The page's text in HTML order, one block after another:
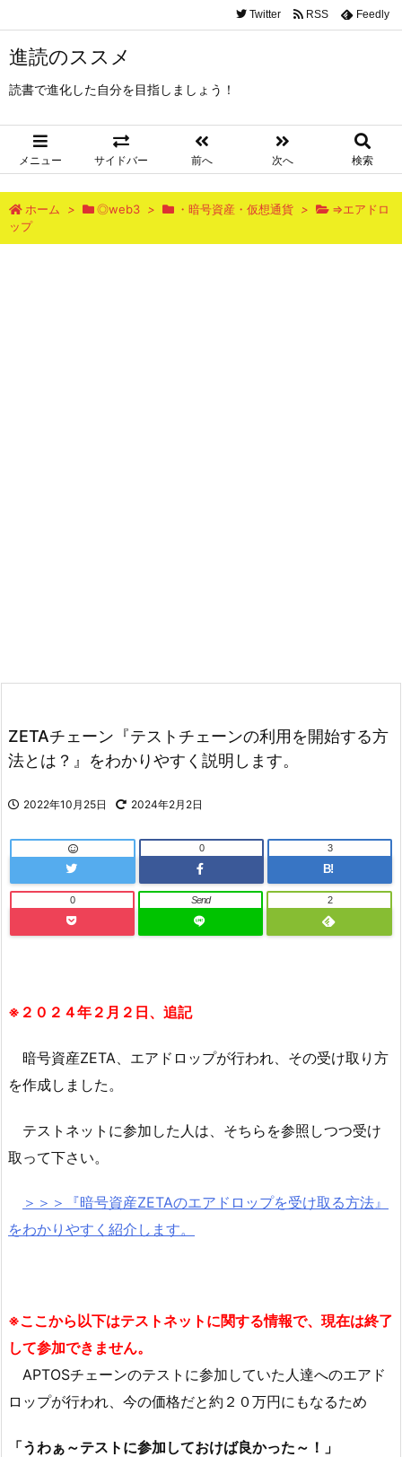
進読のススメ
読書で進化した自分を目指しましょう！
メニュー サイドバー 前へ 次へ 検索
Twitter RSS Feedly
ホーム > ◎web3 > ・暗号資産・仮想通貨 >
⇒エアドロ
ップ
ZETAチェーン『テストチェーンの利用を開始する方
法とは？』をわかりやすく説明します。
2022年10月25日 2024年2月2日
0
B!
3
0 Send 2
※２０２４年２月２日、追記
暗号資産ZETA、エアドロップが行われ、その受け取り方
を作成しました。
テストネットに参加した人は、そちらを参照しつつ受け
取って下さい。
＞＞＞『暗号資産ZETAのエアドロップを受け取る方法』
をわかりやすく紹介します。
※ここから以下はテストネットに関する情報で、現在は終了
して参加できません。
APTOSチェーンのテストに参加していた人達へのエアド
ロップが行われ、今の価格だと約２０万円にもなるため
「うわぁ～テストに参加しておけば良かった～！」